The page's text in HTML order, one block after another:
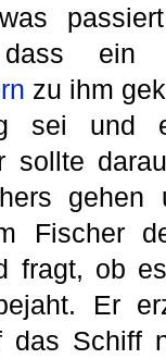
dass ein
zu ihm
sei und
sollte
gehen
Fischer
fragt, ob
Er
das Schiff